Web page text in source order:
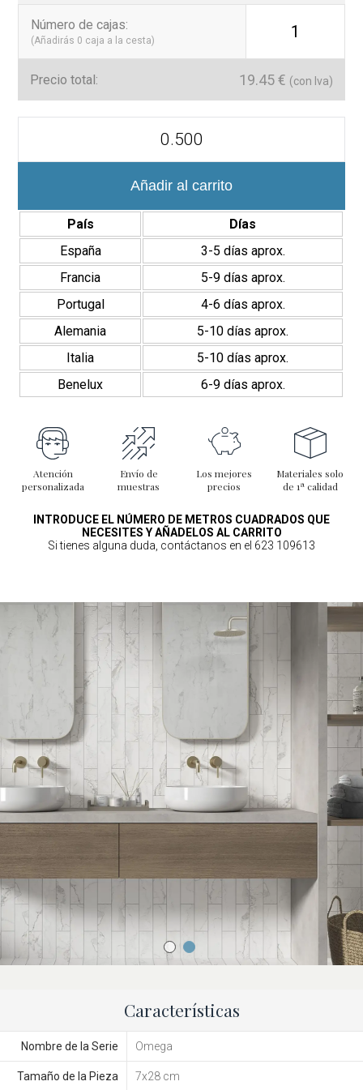
Resistente, atemporal y con un acabado mate que recrea la
pureza y elegancia del mármol blanco, la serie Omega 7×28 es la
Número de cajas:
(Añadirás 0 caja a la cesta) 1
Precio total: 19.45 € (con Iva)
Mármol
cantidad
Añadir al carrito
País
Días
España
3-5 días aprox.
Francia
5-9 días aprox.
Portugal
4-6 días aprox.
Alemania
5-10 días aprox.
Italia
5-10 días aprox.
Benelux
6-9 días aprox.
Atención
personalizada
Envío de
muestras
Los mejores
precios
Materiales solo
de 1ª calidad
INTRODUCE EL NÚMERO DE METROS CUADRADOS QUE
NECESITES Y AÑADELOS AL CARRITO
Si tienes alguna duda, contáctanos en el 623 109613
Características
Nombre de la Serie Omega
Tamaño de la Pieza 7x28 cm